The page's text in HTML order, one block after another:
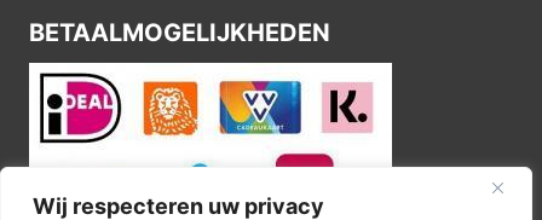
Wij respecteren uw privacy
BETAALMOGELIJKHEDEN